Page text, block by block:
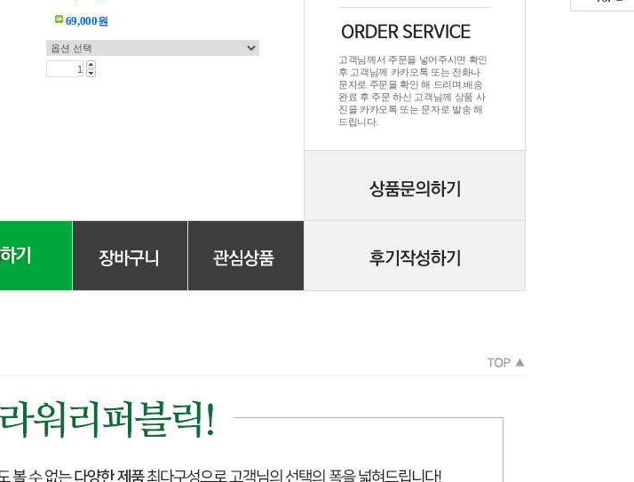
69,000원
고객님께서 주문을 넣어주시면 확인
후 고객님께 카카오톡 또는 전화나
문자로 주문을 확인 해 드리며.배송
완료 후 주문 하신 고객님께 상품 사
진을 카카오톡 또는 문자로 발송 해
드립니다.